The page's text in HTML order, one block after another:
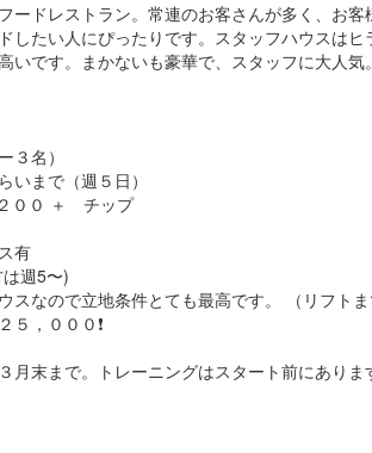
ードレストラン。常連のお客さんが多く、お
したい人にぴったりです。スタッフハウスは
いです。まかないも豪華で、スタッフに大人
３名）
いまで（週５日）
００ ＋ チップ
有
週5〜)
スなので立地条件とても最高です。 （リフトま
５，０００❗️
月末まで。トレーニングはスタート前にありま